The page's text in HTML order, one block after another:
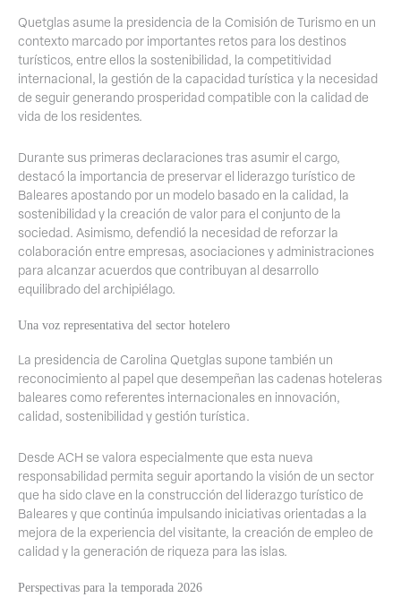
Quetglas asume la presidencia de la Comisión de Turismo en un
contexto marcado por importantes retos para los destinos
turísticos, entre ellos la sostenibilidad, la competitividad
internacional, la gestión de la capacidad turística y la necesidad
de seguir generando prosperidad compatible con la calidad de
vida de los residentes.
Durante sus primeras declaraciones tras asumir el cargo,
destacó la importancia de preservar el liderazgo turístico de
Baleares apostando por un modelo basado en la calidad, la
sostenibilidad y la creación de valor para el conjunto de la
sociedad. Asimismo, defendió la necesidad de reforzar la
colaboración entre empresas, asociaciones y administraciones
para alcanzar acuerdos que contribuyan al desarrollo
equilibrado del archipiélago.
Una voz representativa del sector hotelero
La presidencia de Carolina Quetglas supone también un
reconocimiento al papel que desempeñan las cadenas hoteleras
baleares como referentes internacionales en innovación,
calidad, sostenibilidad y gestión turística.
Desde ACH se valora especialmente que esta nueva
responsabilidad permita seguir aportando la visión de un sector
que ha sido clave en la construcción del liderazgo turístico de
Baleares y que continúa impulsando iniciativas orientadas a la
mejora de la experiencia del visitante, la creación de empleo de
calidad y la generación de riqueza para las islas.
Perspectivas para la temporada 2026